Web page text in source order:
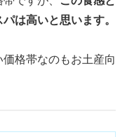
は高いと思います。
格帯なのもお土産向